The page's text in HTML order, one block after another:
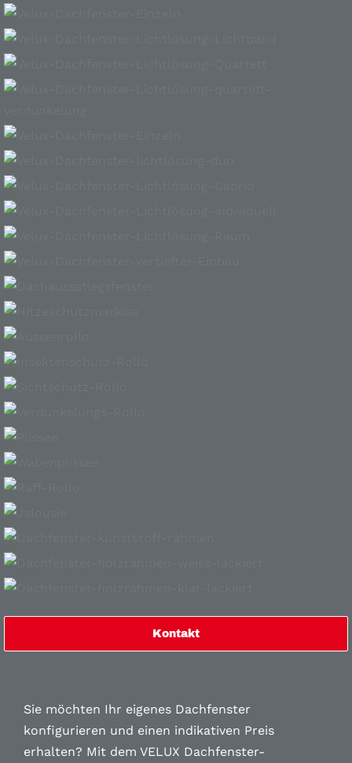
Kontakt
Sie möchten Ihr eigenes Dachfenster
konfigurieren und einen indikativen Preis
erhalten? Mit dem VELUX Dachfenster-